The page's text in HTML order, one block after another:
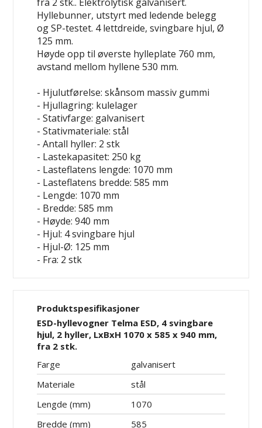
Hyllebunner, utstyrt med ledende belegg
og SP-testet. 4 lettdreide, svingbare hjul, Ø
125 mm.
Høyde opp til øverste hylleplate 760 mm,
avstand mellom hyllene 530 mm.
- Hjulutførelse: skånsom massiv gummi
- Hjullagring: kulelager
- Stativfarge: galvanisert
- Stativmateriale: stål
- Antall hyller: 2 stk
- Lastekapasitet: 250 kg
- Lasteflatens lengde: 1070 mm
- Lasteflatens bredde: 585 mm
- Lengde: 1070 mm
- Bredde: 585 mm
- Høyde: 940 mm
- Hjul: 4 svingbare hjul
- Hjul-Ø: 125 mm
- Fra: 2 stk
Produktspesifikasjoner
ESD-hyllevogner Telma ESD, 4 svingbare
hjul, 2 hyller, LxBxH 1070 x 585 x 940 mm,
fra 2 stk.
Farge
galvanisert
Materiale
stål
Lengde (mm)
1070
Bredde (mm)
585